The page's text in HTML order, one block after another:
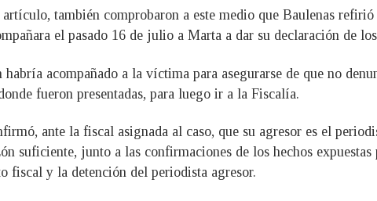
también comprobaron a este medio que Baulenas
el pasado 16 de julio a Marta a dar su declaración de
acompañado a la víctima para asegurarse de que no
fueron presentadas, para luego ir a la Fiscalía.
ante la fiscal asignada al caso, que su agresor es el
suficiente, junto a las confirmaciones de los hechos
fiscal y la detención del periodista agresor.